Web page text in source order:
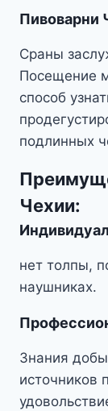
Пивоварни
Сраны
Посещение
способ
подлинных
Чехии:
нет толпы,
наушниках.
Знания
источников